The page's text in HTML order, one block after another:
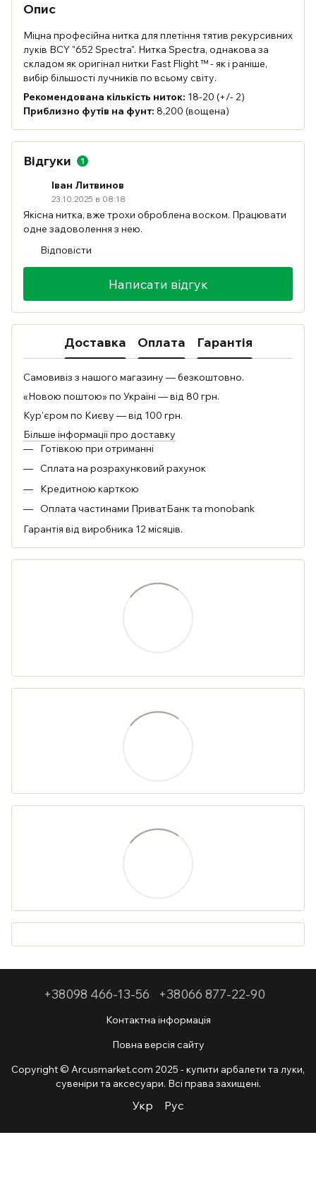
Опис
Міцна професійна нитка для плетіння тятив рекурсивних
луків BCY "652 Spectra". Нитка Spectra, однакова за
складом як оригінал нитки Fast Flight ™ - як і раніше,
вибір більшості лучників по всьому світу.
Рекомендована кількість ниток: 18-20 (+/- 2)
Приблизно футів на фунт: 8,200 (вощена)
Відгуки 1
Іван Литвинов
23.10.2025 в 08:18
Якісна нитка, вже трохи оброблена воском. Працювати
одне задоволення з нею.
Відповісти
Написати відгук
Доставка Оплата Гарантія
Самовивіз з нашого магазину — безкоштовно.
«Новою поштою» по Україні — від 80 грн.
Кур'єром по Києву — від 100 грн.
Більше інформації про доставку
Готівкою при отриманні
Сплата на розрахунковий рахунок
Кредитною карткою
Оплата частинами ПриватБанк та monobank
Гарантія від виробника 12 місяців.
+38098 466-13-56 +38066 877-22-90
Контактна інформація
Повна версія сайту
Copyright © Arcusmarket.com 2025 - купити арбалети та луки,
сувеніри та аксесуари. Всі права захищені.
Укр Рус